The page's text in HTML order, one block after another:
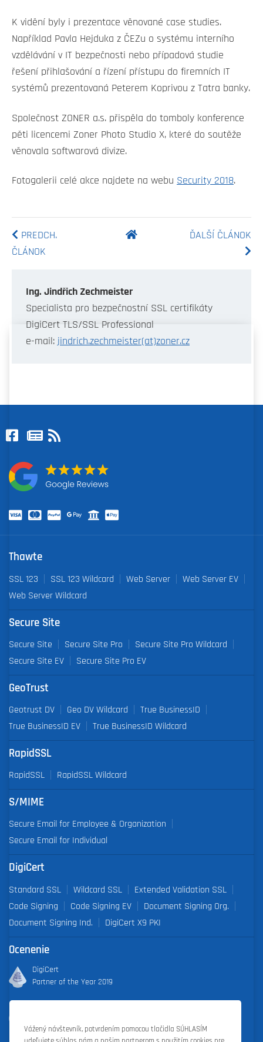
K vidění byly i prezentace věnované case studies.
Například Pavla Hejduka z ČEZu o systému interního
vzdělávání v IT bezpečnosti nebo případová studie
řešení přihlašování a řízení přístupu do firemních IT
systémů prezentovaná Peterem Koprivou z Tatra banky.
Společnost ZONER a.s. přispěla do tomboly konference
pěti licencemi Zoner Photo Studio X, které do soutěže
věnovala softwarová divize.
Fotogalerii celé akce najdete na webu Security 2018.
PREDCH.
ČLÁNOK
ĎALŠÍ ČLÁNOK
Ing. Jindřich Zechmeister
Specialista pro bezpečnostní SSL certifikáty
DigiCert TLS/SSL Professional
e-mail: jindrich.zechmeister(at)zoner.cz
Thawte
SSL 123 SSL 123 Wildcard Web Server
Web Server EV
Web Server Wildcard
Secure Site
Secure Site Secure Site Pro
Secure Site Pro Wildcard
Secure Site EV
Secure Site Pro EV
GeoTrust
Geotrust DV Geo DV Wildcard
True BusinessID
True BusinessID EV
True BusinessID Wildcard
RapidSSL
RapidSSL RapidSSL Wildcard
S/MIME
Secure Email for Employee & Organization
Secure Email for Individual
DigiCert
Standard SSL Wildcard SSL
Extended Validation SSL
Code Signing
Code Signing EV
Document Signing Org.
Document Signing Ind.
DigiCert X9 PKI
Ocenenie
DigiCert
Partner of the Year 2019
2022
Vážený návštevník, potvrdením pomocou tlačidla SÚHLASÍM